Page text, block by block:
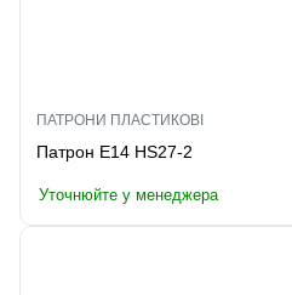
ПАТРОНИ ПЛАСТИКОВІ
Патрон E14 HS27-2
Уточнюйте у менеджера